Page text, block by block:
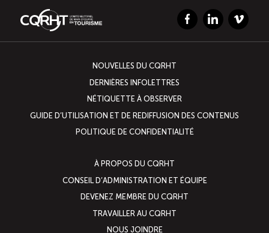
FacebookLinkedInVimeo
NOUVELLES DU CQRHT
DERNIÈRES INFOLETTRES
NÉTIQUETTE À OBSERVER
GUIDE D’UTILISATION ET DE REDIFFUSION DES CONTENUS
POLITIQUE DE CONFIDENTIALITÉ
À PROPOS DU CQRHT
CONSEIL D’ADMINISTRATION ET ÉQUIPE
DEVENEZ MEMBRE DU CQRHT
TRAVAILLER AU CQRHT
NOUS JOINDRE